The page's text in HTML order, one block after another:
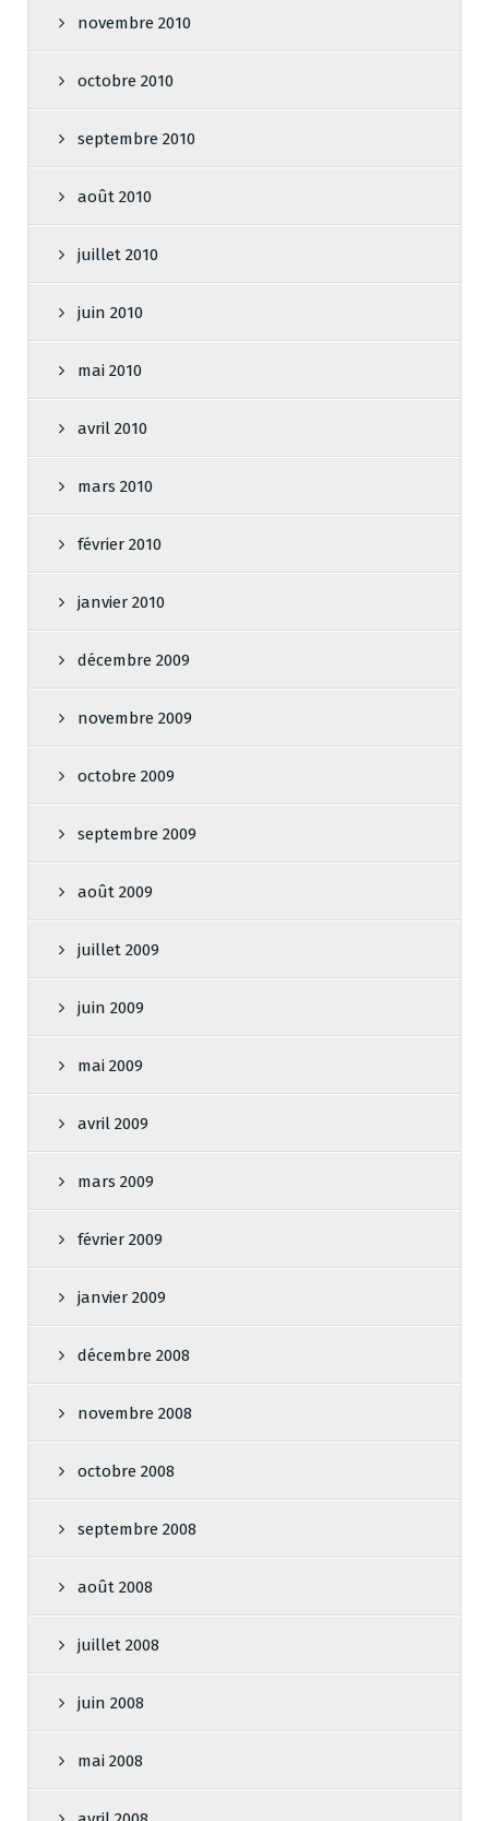
novembre 2010
octobre 2010
septembre 2010
août 2010
juillet 2010
juin 2010
mai 2010
avril 2010
mars 2010
février 2010
janvier 2010
décembre 2009
novembre 2009
octobre 2009
septembre 2009
août 2009
juillet 2009
juin 2009
mai 2009
avril 2009
mars 2009
février 2009
janvier 2009
décembre 2008
novembre 2008
octobre 2008
septembre 2008
août 2008
juillet 2008
juin 2008
mai 2008